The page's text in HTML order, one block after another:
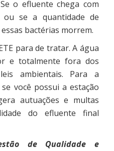
o efluente chega com
se a quantidade de
bactérias morrem.
para de tratar. A água
e totalmente fora dos
ambientais. Para a
você possui a estação
autuações e multas
do efluente final
de Qualidade e